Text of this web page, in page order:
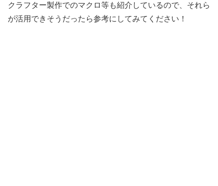
クラフター製作でのマクロ等も紹介しているので、それら
が活用できそうだったら参考にしてみてください！